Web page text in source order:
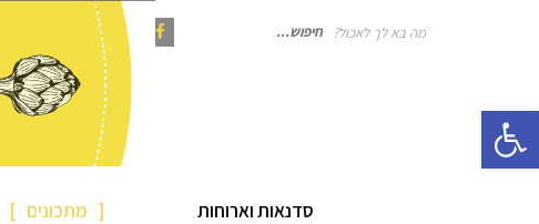
פתח סרגל נגישות
מה בא לך לאכול? חיפוש Facebook
Pinterest
Instagram
סדנאות וארוחות מתכונים